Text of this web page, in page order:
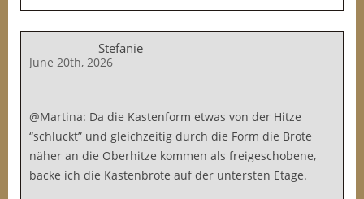
Stefanie
June 20th, 2026
@Martina: Da die Kastenform etwas von der Hitze
“schluckt” und gleichzeitig durch die Form die Brote
näher an die Oberhitze kommen als freigeschobene,
backe ich die Kastenbrote auf der untersten Etage.